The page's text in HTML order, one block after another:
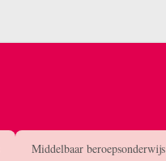
Middelbaar beroepsonderwijs